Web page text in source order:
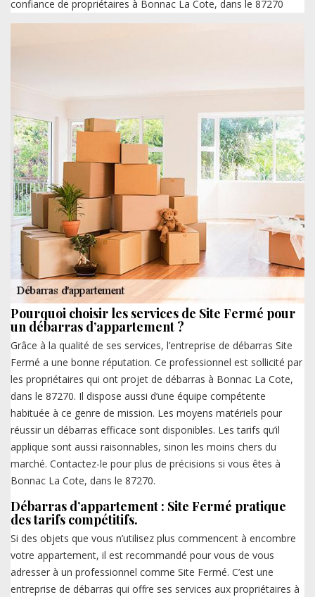
confiance de propriétaires à Bonnac La Cote, dans le 87270
Pourquoi choisir les services de Site Fermé pour
un débarras d’appartement ?
Grâce à la qualité de ses services, l’entreprise de débarras Site
Fermé a une bonne réputation. Ce professionnel est sollicité par
les propriétaires qui ont projet de débarras à Bonnac La Cote,
dans le 87270. Il dispose aussi d’une équipe compétente
habituée à ce genre de mission. Les moyens matériels pour
réussir un débarras efficace sont disponibles. Les tarifs qu’il
applique sont aussi raisonnables, sinon les moins chers du
marché. Contactez-le pour plus de précisions si vous êtes à
Bonnac La Cote, dans le 87270.
Débarras d’appartement : Site Fermé pratique
des tarifs compétitifs.
Si des objets que vous n’utilisez plus commencent à encombre
votre appartement, il est recommandé pour vous de vous
adresser à un professionnel comme Site Fermé. C’est une
entreprise de débarras qui offre ses services aux propriétaires à